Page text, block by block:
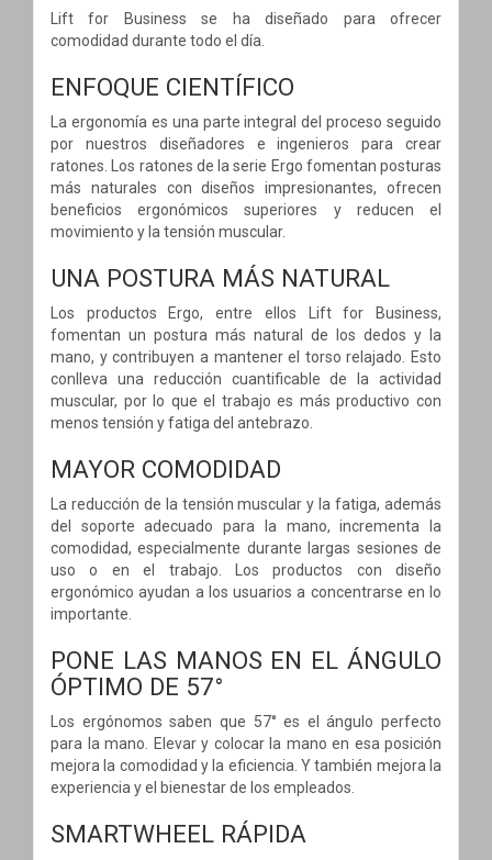
Lift for Business se ha diseñado para ofrecer
comodidad durante todo el día.
ENFOQUE CIENTÍFICO
La ergonomía es una parte integral del proceso seguido
por nuestros diseñadores e ingenieros para crear
ratones. Los ratones de la serie Ergo fomentan posturas
más naturales con diseños impresionantes, ofrecen
beneficios ergonómicos superiores y reducen el
movimiento y la tensión muscular.
UNA POSTURA MÁS NATURAL
Los productos Ergo, entre ellos Lift for Business,
fomentan un postura más natural de los dedos y la
mano, y contribuyen a mantener el torso relajado. Esto
conlleva una reducción cuantificable de la actividad
muscular, por lo que el trabajo es más productivo con
menos tensión y fatiga del antebrazo.
MAYOR COMODIDAD
La reducción de la tensión muscular y la fatiga, además
del soporte adecuado para la mano, incrementa la
comodidad, especialmente durante largas sesiones de
uso o en el trabajo. Los productos con diseño
ergonómico ayudan a los usuarios a concentrarse en lo
importante.
PONE LAS MANOS EN EL ÁNGULO
ÓPTIMO DE 57°
Los ergónomos saben que 57° es el ángulo perfecto
para la mano. Elevar y colocar la mano en esa posición
mejora la comodidad y la eficiencia. Y también mejora la
experiencia y el bienestar de los empleados.
SMARTWHEEL RÁPIDA